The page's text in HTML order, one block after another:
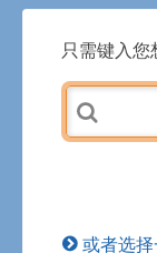
只需键入
或者选